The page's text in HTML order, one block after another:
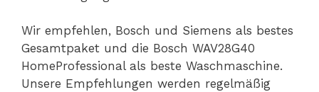
Wir empfehlen, Bosch und Siemens als bestes
Gesamtpaket und die Bosch WAV28G40
HomeProfessional als beste Waschmaschine.
Unsere Empfehlungen werden regelmäßig